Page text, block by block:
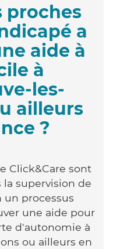
proches
a
aide à
à
les-
ailleurs
?
Click&Care sont
supervision de
un processus
une aide pour
d'autonomie à
ou ailleurs en